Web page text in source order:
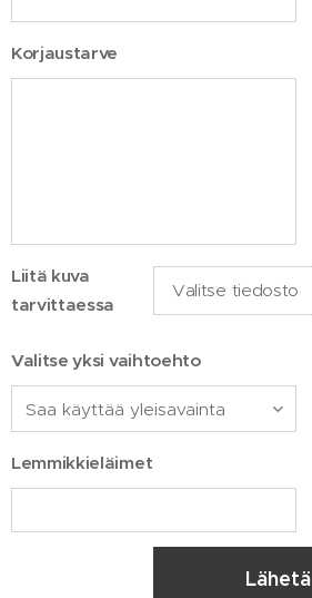
Korjaustarve
Liitä kuva
tarvittaessa
Valitse tiedosto
Valitse yksi vaihtoehto
Lemmikkieläimet
Lähetä